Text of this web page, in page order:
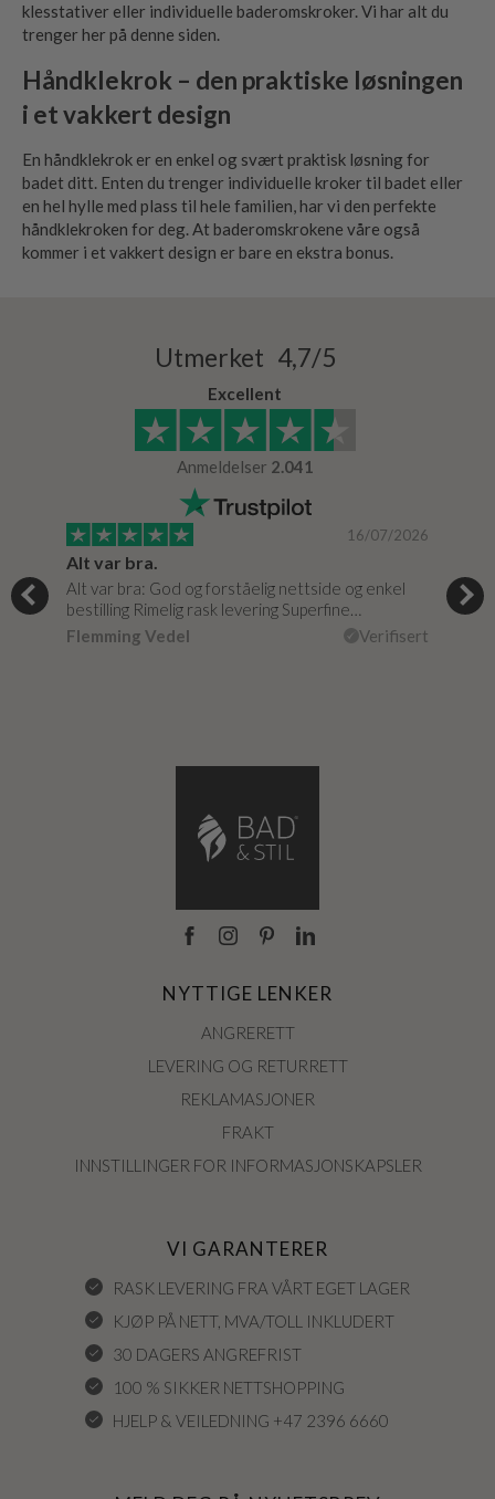
klesstativer eller individuelle baderomskroker. Vi har alt du
trenger her på denne siden.
Håndklekrok – den praktiske løsningen
i et vakkert design
En håndklekrok er en enkel og svært praktisk løsning for
badet ditt. Enten du trenger individuelle kroker til badet eller
en hel hylle med plass til hele familien, har vi den perfekte
håndklekroken for deg. At baderomskrokene våre også
kommer i et vakkert design er bare en ekstra bonus.
Utmerket 4,7/5
Excellent
Anmeldelser 2.041
16/07/2026
Alt var bra.
Alt var bra: God og forståelig nettside og enkel
bestilling Rimelig rask levering Superfine…
Flemming Vedel
Verifisert
Jeg
fikk
NYTTIGE LENKER
ANGRERETT
LEVERING OG RETURRETT
REKLAMASJONER
FRAKT
INNSTILLINGER FOR INFORMASJONSKAPSLER
VI GARANTERER
RASK LEVERING FRA VÅRT EGET LAGER
KJØP PÅ NETT, MVA/TOLL INKLUDERT
30 DAGERS ANGREFRIST
100 % SIKKER NETTSHOPPING
HJELP & VEILEDNING +47 2396 6660